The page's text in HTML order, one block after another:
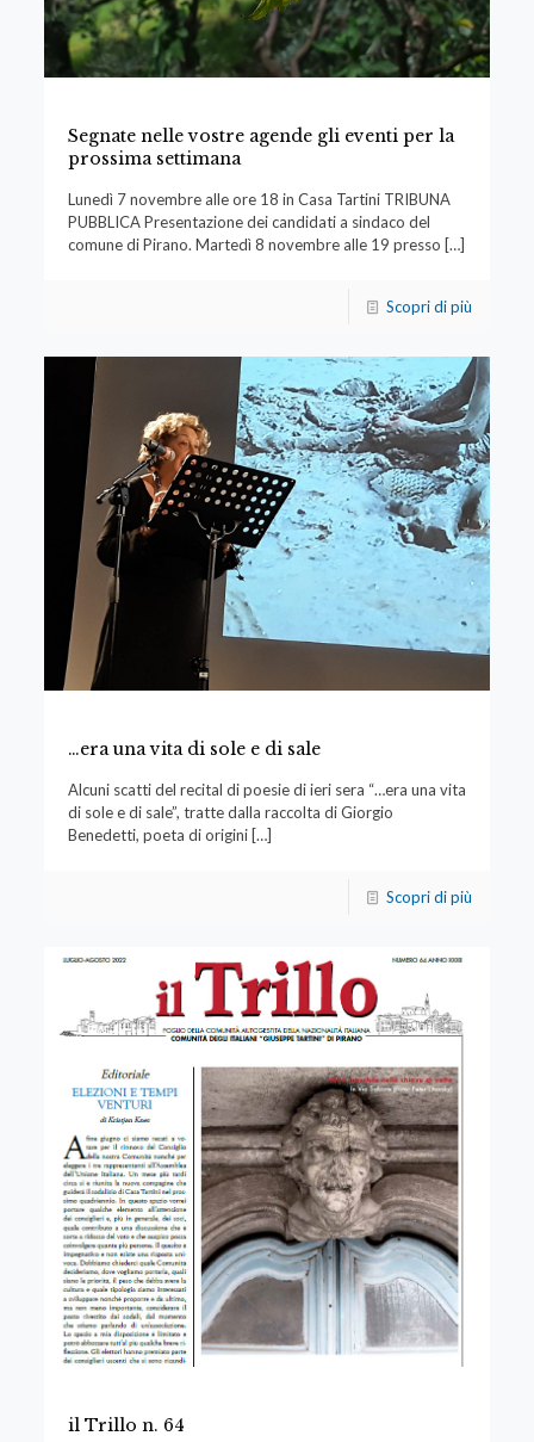
Segnate nelle vostre agende gli eventi per la
prossima settimana
Lunedì 7 novembre alle ore 18 in Casa Tartini TRIBUNA
PUBBLICA Presentazione dei candidati a sindaco del
comune di Pirano. Martedì 8 novembre alle 19 presso […]
Scopri di più
…era una vita di sole e di sale
Alcuni scatti del recital di poesie di ieri sera “…era una vita
di sole e di sale”, tratte dalla raccolta di Giorgio
Benedetti, poeta di origini[…]
Scopri di più
il Trillo n. 64